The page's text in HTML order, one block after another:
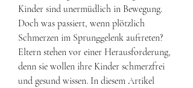
Kinder sind unermüdlich in Bewegung.
Doch was passiert, wenn plötzlich
Schmerzen im Sprunggelenk auftreten?
Eltern stehen vor einer Herausforderung,
denn sie wollen ihre Kinder schmerzfrei
und gesund wissen. In diesem Artikel